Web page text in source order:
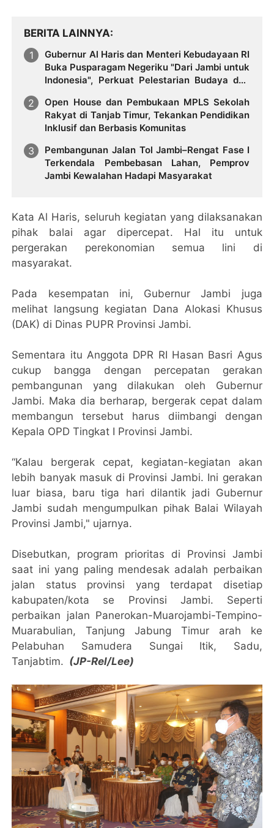
BERITA LAINNYA
Gubernur Al Haris dan Menteri Kebudayaan RI
Buka Pusparagam Negeriku "Dari Jambi untuk
Indonesia", Perkuat Pelestarian Budaya dan
Open House dan Pembukaan MPLS Sekolah
Rakyat di Tanjab Timur, Tekankan Pendidikan
Inklusif dan Berbasis Komunitas
Pembangunan Jalan Tol Jambi–Rengat Fase I
Terkendala Pembebasan Lahan, Pemprov
Jambi Kewalahan Hadapi Masyarakat
Kata Al Haris, seluruh kegiatan yang dilaksanakan
pihak balai agar dipercepat. Hal itu untuk
pergerakan perekonomian semua lini di
masyarakat.
Pada kesempatan ini, Gubernur Jambi juga
melihat langsung kegiatan Dana Alokasi Khusus
(DAK) di Dinas PUPR Provinsi Jambi.
Sementara itu Anggota DPR RI Hasan Basri Agus
cukup bangga dengan percepatan gerakan
pembangunan yang dilakukan oleh Gubernur
Jambi. Maka dia berharap, bergerak cepat dalam
membangun tersebut harus diimbangi dengan
Kepala OPD Tingkat I Provinsi Jambi.
“Kalau bergerak cepat, kegiatan-kegiatan akan
lebih banyak masuk di Provinsi Jambi. Ini gerakan
luar biasa, baru tiga hari dilantik jadi Gubernur
Jambi sudah mengumpulkan pihak Balai Wilayah
Provinsi Jambi," ujarnya.
Disebutkan, program prioritas di Provinsi Jambi
saat ini yang paling mendesak adalah perbaikan
jalan status provinsi yang terdapat disetiap
kabupaten/kota se Provinsi Jambi. Seperti
perbaikan jalan Panerokan-Muarojambi-Tempino-
Muarabulian, Tanjung Jabung Timur arah ke
Pelabuhan Samudera Sungai Itik, Sadu,
Tanjabtim. (JP-Rel/Lee)